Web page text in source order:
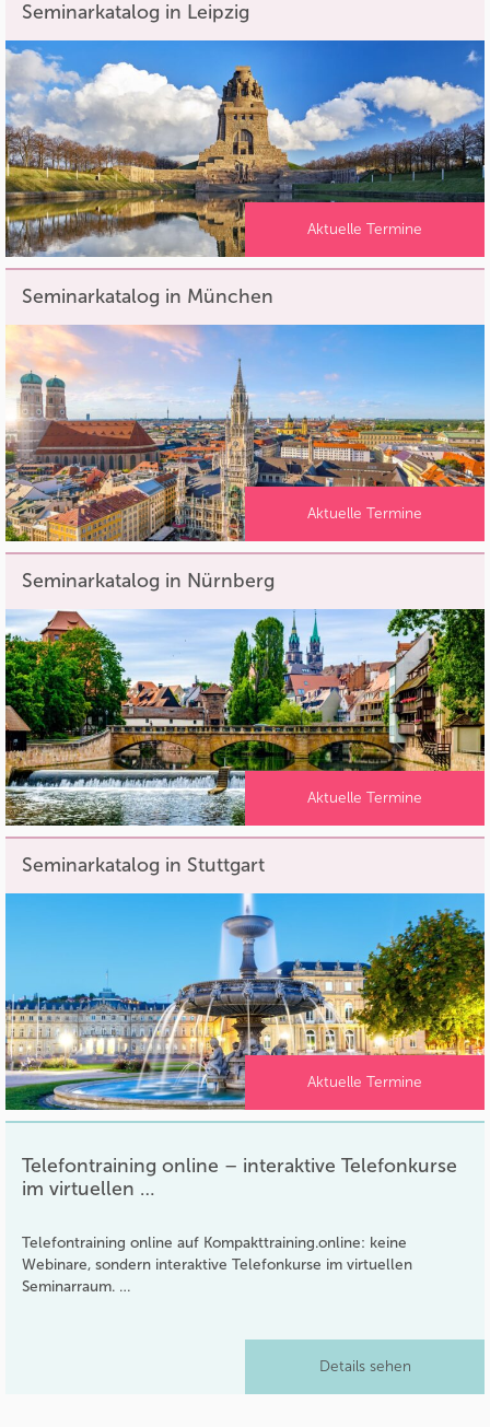
Seminarkatalog in Leipzig
Aktuelle Termine
Seminarkatalog in München
Aktuelle Termine
Seminarkatalog in Nürnberg
Aktuelle Termine
Seminarkatalog in Stuttgart
Aktuelle Termine
Telefontraining online – interaktive Telefonkurse
im virtuellen …
Telefontraining online auf Kompakttraining.online: keine
Webinare, sondern interaktive Telefonkurse im virtuellen
Seminarraum. …
Details sehen